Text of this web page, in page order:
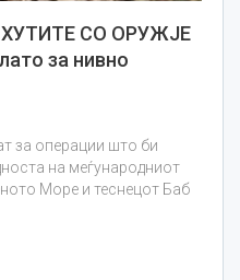
СО ОРУЖЈЕ
за нивно
за операции што би
на меѓународниот
Море и теснецот Баб